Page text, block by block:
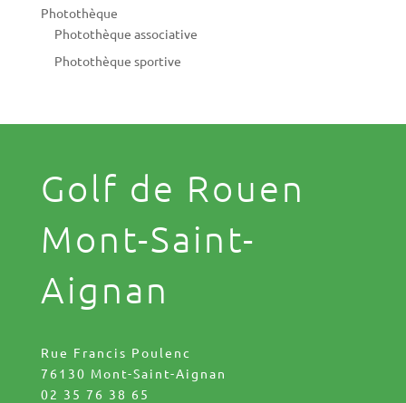
Photothèque
Photothèque associative
Photothèque sportive
Golf de Rouen
Mont-Saint-
Aignan
Rue Francis Poulenc
76130 Mont-Saint-Aignan
02 35 76 38 65